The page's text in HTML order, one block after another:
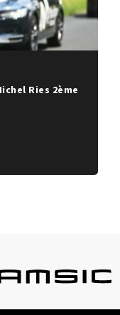
Ries 2ème